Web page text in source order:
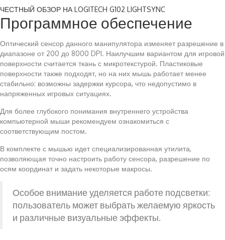
ЧЕСТНЫЙ ОБЗОР НА LOGITECH G102 LIGHTSYNC
Программное обеспечение
Оптический сенсор данного манипулятора изменяет разрешение в
диапазоне от 200 до 8000 DPI. Наилучшим вариантом для игровой
поверхности считается ткань с микротекстурой. Пластиковые
поверхности также подходят, но на них мышь работает менее
стабильно: возможны задержки курсора, что недопустимо в
напряженных игровых ситуациях.
Для более глубокого понимания внутреннего устройства
компьютерной мыши рекомендуем ознакомиться с
соответствующим постом.
В комплекте с мышью идет специализированная утилита,
позволяющая точно настроить работу сенсора, разрешение по
осям координат и задать некоторые макросы.
Особое внимание уделяется работе подсветки:
пользователь может выбрать желаемую яркость
и различные визуальные эффекты.